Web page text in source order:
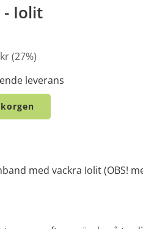
- Iolit
(27%)
leverans
med vackra Iolit (OBS!